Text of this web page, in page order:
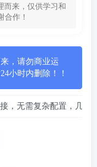
而来，仅供学习和
作！
，请勿商业运
小时内删除！！
，无需复杂配置，几